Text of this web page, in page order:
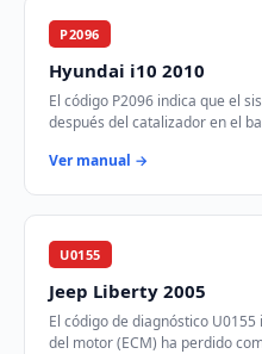
P2096
Hyundai i10 2010
El código P2096 indica que el
después del catalizador en el
Ver manual →
U0155
Jeep Liberty 2005
El código de diagnóstico
del motor (ECM) ha perdido